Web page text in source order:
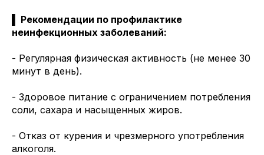
▌ Рекомендации по профилактике
неинфекционных заболеваний:
- Регулярная физическая активность (не менее 30
минут в день).
- Здоровое питание с ограничением потребления
соли, сахара и насыщенных жиров.
- Отказ от курения и чрезмерного употребления
алкоголя.